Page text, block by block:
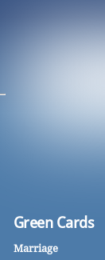
Green Cards
Marriage